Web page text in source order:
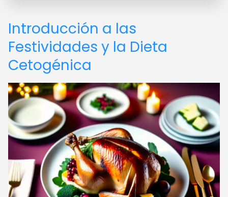
Introducción a las
Festividades y la Dieta
Cetogénica